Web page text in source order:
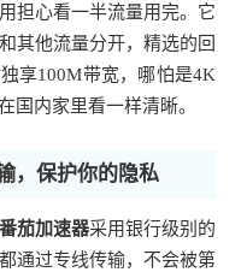
担心看一半流量用完。它
其他流量分开，精选的回
享100M带宽，哪怕是4K
国内家里看一样清晰。
，保护你的隐私
番茄加速器采用银行级别的
通过专线传输，不会被第